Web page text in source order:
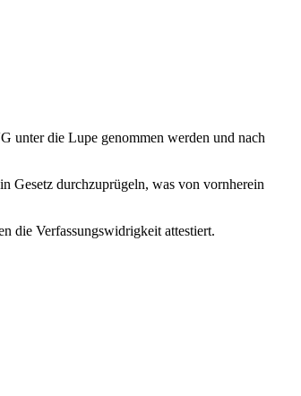
unter die Lupe genommen werden und nach
Gesetz durchzuprügeln, was von vornherein
die Verfassungswidrigkeit attestiert.